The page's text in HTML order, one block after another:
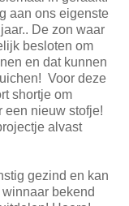
aan ons eigenste
De zon waar
besloten om
en dat kunnen
Voor deze
shortje om
een nieuw stofje!
alvast
gezind en kan
bekend